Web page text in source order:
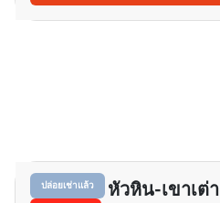
ปล่อยเช่าแล้ว
คาราเพช หัวหิน-เขาเต่า